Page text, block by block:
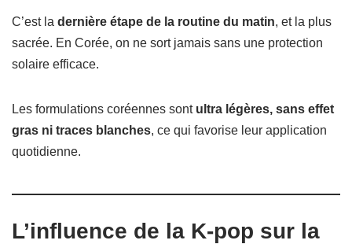
C’est la dernière étape de la routine du matin, et la plus
sacrée. En Corée, on ne sort jamais sans une protection
solaire efficace.
Les formulations coréennes sont ultra légères, sans effet
gras ni traces blanches, ce qui favorise leur application
quotidienne.
L’influence de la K-pop sur la